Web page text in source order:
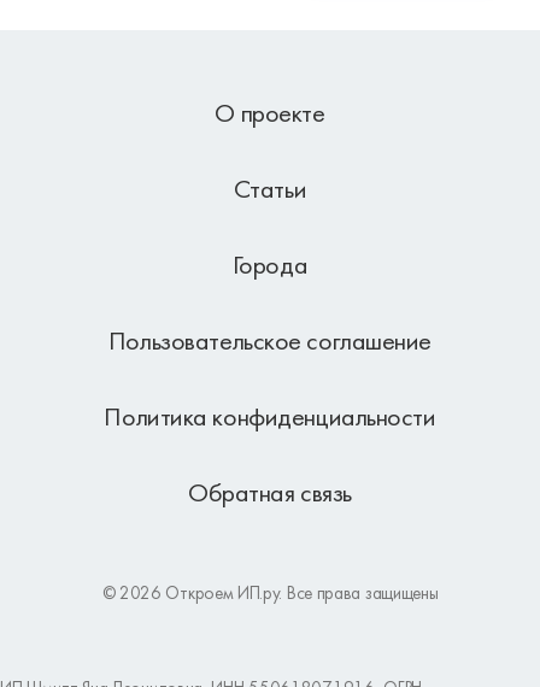
О проекте
Статьи
Города
Пользовательское соглашение
Политика конфиденциальности
Обратная связь
© 2026 Откроем ИП.ру. Все права защищены